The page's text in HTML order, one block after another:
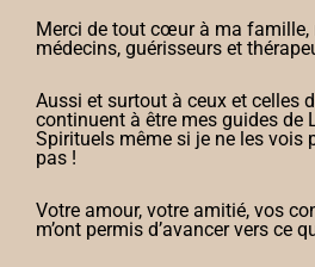
Merci de tout cœur à ma famille,
médecins, guérisseurs et
Aussi et surtout à ceux et celles
continuent à être mes guides de
Spirituels même si je ne les vois
pas !
Votre amour, votre amitié, vos
m’ont permis d’avancer vers ce